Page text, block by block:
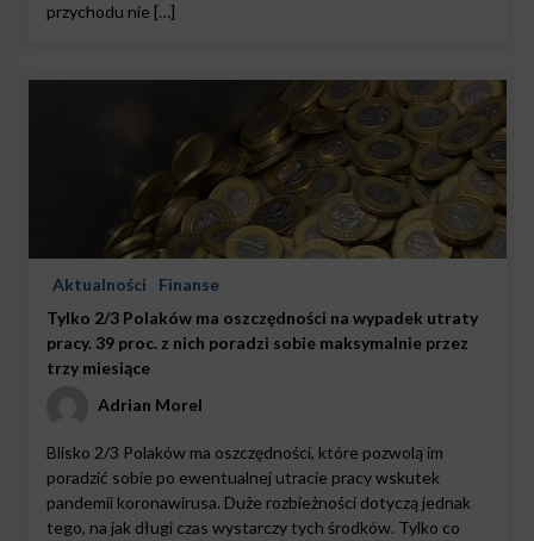
przychodu nie […]
Aktualności
Finanse
Tylko 2/3 Polaków ma oszczędności na wypadek utraty
pracy. 39 proc. z nich poradzi sobie maksymalnie przez
trzy miesiące
Adrian Morel
Blisko 2/3 Polaków ma oszczędności, które pozwolą im
poradzić sobie po ewentualnej utracie pracy wskutek
pandemii koronawirusa. Duże rozbieżności dotyczą jednak
tego, na jak długi czas wystarczy tych środków. Tylko co